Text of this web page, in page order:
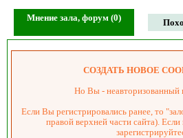
Мнение зала, форум (0)
СОЗДАТЬ НОВОЕ
Но Вы - неавторизованный
Если Вы регистрировались ранее, то
правой верхней части сайта).